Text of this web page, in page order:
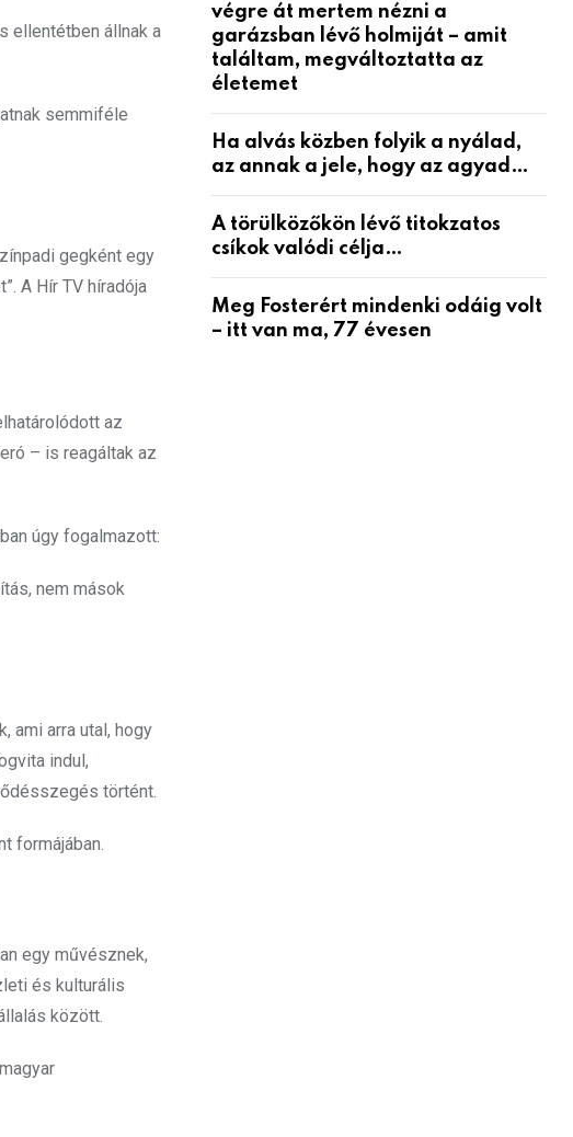
ellentétben állnak a
semmiféle
gegként egy
A Hír TV híradója
az
– is reagáltak az
úgy fogalmazott:
nem mások
ami arra utal, hogy
indul,
történt.
formájában.
egy művésznek,
és kulturális
között.
végre át mertem nézni a
garázsban lévő holmiját – amit
találtam, megváltoztatta az
életemet
Ha alvás közben folyik a nyálad,
az annak a jele, hogy az agyad…
A törülközőkön lévő titokzatos
csíkok valódi célja…
Meg Fosterért mindenki odáig volt
– itt van ma, 77 évesen